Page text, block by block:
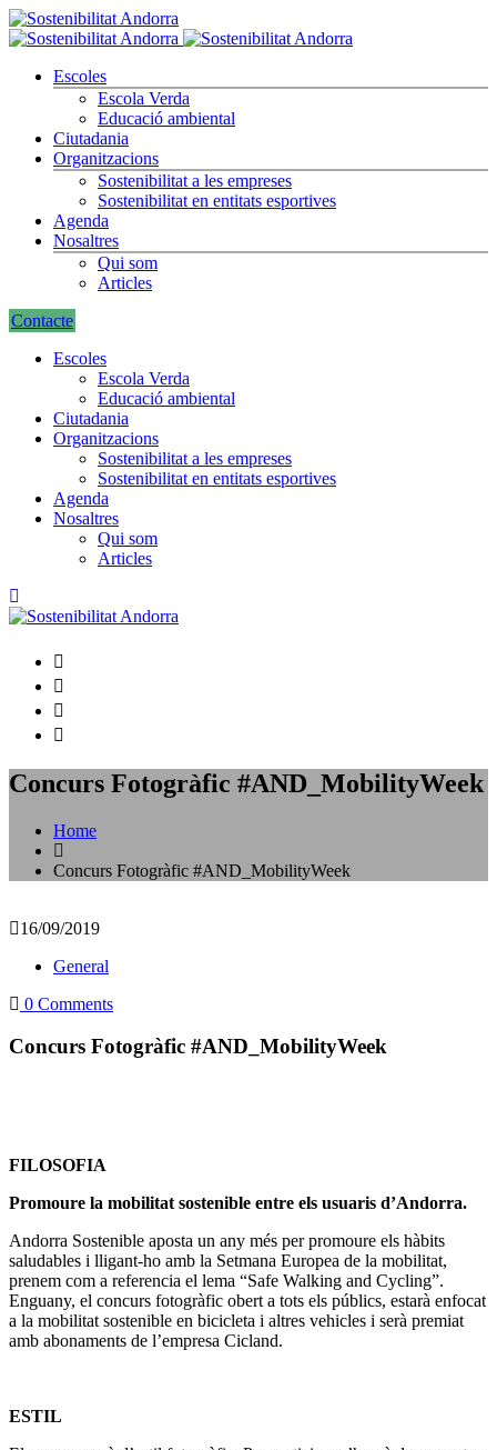
Escoles
Escola Verda
Educació ambiental
Ciutadania
Organitzacions
Sostenibilitat a les empreses
Sostenibilitat en entitats esportives
Agenda
Nosaltres
Qui som
Articles
Contacte
Escoles
Escola Verda
Educació ambiental
Ciutadania
Organitzacions
Sostenibilitat a les empreses
Sostenibilitat en entitats esportives
Agenda
Nosaltres
Qui som
Articles
Concurs Fotogràfic #AND_MobilityWeek
Home
Concurs Fotogràfic #AND_MobilityWeek
16/09/2019
General
0 Comments
Concurs Fotogràfic #AND_MobilityWeek
FILOSOFIA
Promoure la mobilitat sostenible entre els usuaris d’Andorra.
Andorra Sostenible aposta un any més per promoure els hàbits
saludables i lligant-ho amb la Setmana Europea de la mobilitat,
prenem com a referencia el lema “Safe Walking and Cycling”.
Enguany, el concurs fotogràfic obert a tots els públics, estarà enfocat
a la mobilitat sostenible en bicicleta i altres vehicles i serà premiat
amb abonaments de l’empresa Cicland.
ESTIL